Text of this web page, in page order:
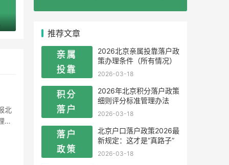
办
推荐文章
2026北京亲属投靠落户政
策办理条件（所有情况）
2026-03-18
2026年北京积分落户政策
细则评分标准管理办法
2026-03-18
北京户口落户政策2026最
新规定：这才是“真路子”
2026-03-18